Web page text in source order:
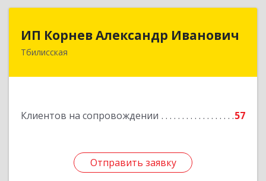
ИП Корнев Александр Иванович
Тбилисская
Клиентов на сопровождении 57
Отправить заявку
352360, Краснодарский край, Тбилисский р-н,
Отправить заявку